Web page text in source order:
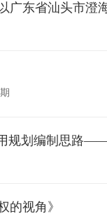
广东省汕头市
规划编制思路
的视角》